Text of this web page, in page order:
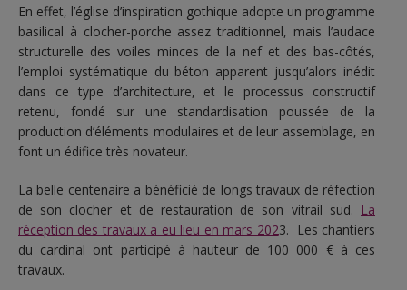
En effet, l’église d’inspiration gothique adopte un programme
basilical à clocher-porche assez traditionnel, mais l’audace
structurelle des voiles minces de la nef et des bas-côtés,
l’emploi systématique du béton apparent jusqu’alors inédit
dans ce type d’architecture, et le processus constructif
retenu, fondé sur une standardisation poussée de la
production d’éléments modulaires et de leur assemblage, en
font un édifice très novateur.
La belle centenaire a bénéficié de longs travaux de réfection
de son clocher et de restauration de son vitrail sud. La
réception des travaux a eu lieu en mars 2023. Les chantiers
du cardinal ont participé à hauteur de 100 000 € à ces
travaux.